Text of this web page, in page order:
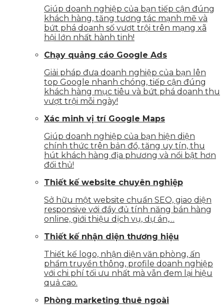
Giúp doanh nghiệp của bạn tiếp cận đúng
khách hàng, tăng tương tác mạnh mẽ và
bứt phá doanh số vượt trội trên mạng xã
hội lớn nhất hành tinh!
Chạy quảng cáo Google Ads
Giải pháp đưa doanh nghiệp của bạn lên
top Google nhanh chóng, tiếp cận đúng
khách hàng mục tiêu và bứt phá doanh thu
vượt trội mỗi ngày!
Xác minh vị trí Google Maps
Giúp doanh nghiệp của bạn hiện diện
chính thức trên bản đồ, tăng uy tín, thu
hút khách hàng địa phương và nổi bật hơn
đối thủ!
Thiết kế website chuyên nghiệp
Sở hữu một website chuẩn SEO, giao diện
responsive với đầy đủ tính năng bán hàng
online, giới thiệu dịch vụ, dự án,…
Thiết kế nhận diện thương hiệu
Thiết kế logo, nhận diện văn phòng, ấn
phẩm truyền thông, profile doanh nghiệp
với chi phí tối ưu nhất mà vẫn đem lại hiệu
quả cao.
Phòng marketing thuê ngoài